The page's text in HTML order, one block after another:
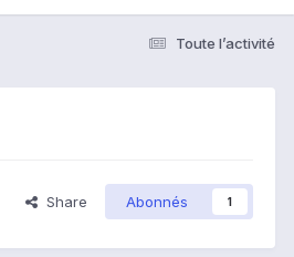
Toute l’activité
Share Abonnés 1